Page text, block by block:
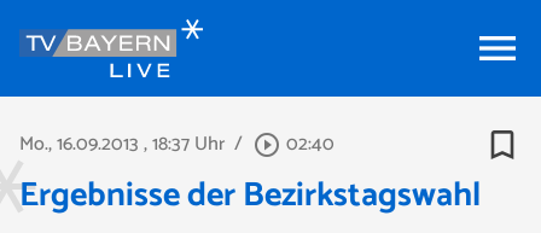
menu
Mo., 16.09.2013, 18:37 Uhr / play_circle_outline 02:40 bookmark_border
Ergebnisse der Bezirkstagswahl